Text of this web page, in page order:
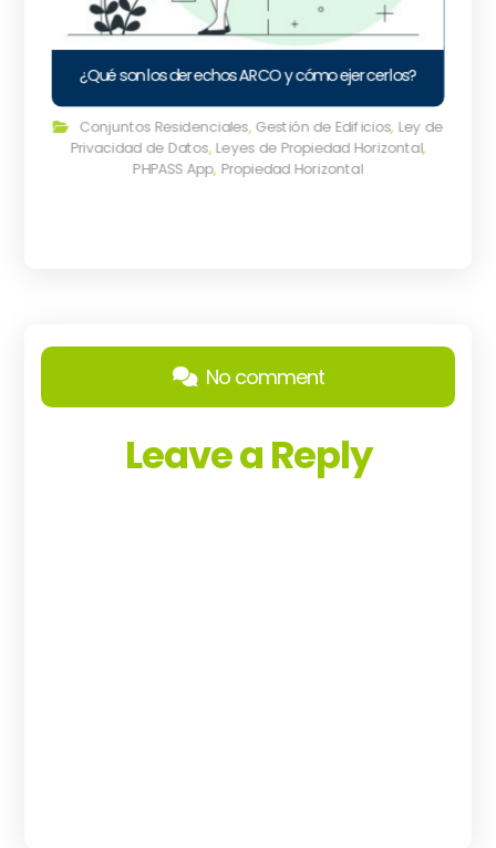
¿Qué son los derechos ARCO y cómo ejercerlos?
Conjuntos Residenciales,Gestión de Edificios, Ley de
Privacidad de Datos,Leyes de Propiedad Horizontal,
PHPASS App, Propiedad Horizontal
No comment
Leave a Reply